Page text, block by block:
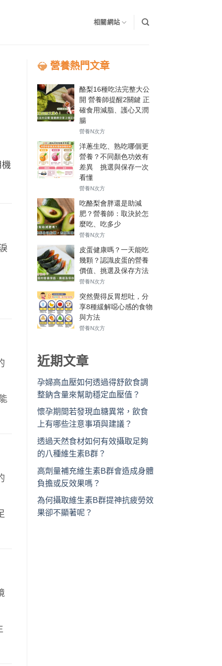
相關網站
機
營養熱門文章
近期文章
孕婦高血壓如何透過得舒飲食調
整鈉含量來幫助穩定血壓值？
懷孕期間若發現血糖異常，飲食
上有哪些注意事項與建議？
透過天然食材如何有效攝取足夠
的八種維生素B群？
高劑量補充維生素B群會造成身體
負擔或反效果嗎？
為何攝取維生素B群提神抗疲勞效
果卻不顯著呢？